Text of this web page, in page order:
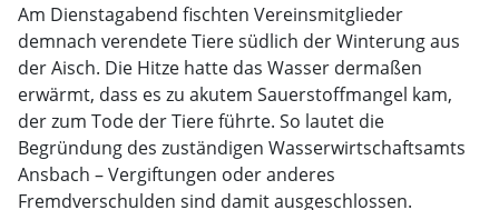
Am Dienstagabend fischten Vereinsmitglieder
demnach verendete Tiere südlich der Winterung aus
der Aisch. Die Hitze hatte das Wasser dermaßen
erwärmt, dass es zu akutem Sauerstoffmangel kam,
der zum Tode der Tiere führte. So lautet die
Begründung des zuständigen Wasserwirtschaftsamts
Ansbach – Vergiftungen oder anderes
Fremdverschulden sind damit ausgeschlossen.